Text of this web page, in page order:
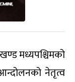
मध्यपश्चिमको
नेतृत्व